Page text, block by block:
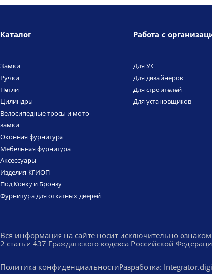
Каталог
Замки
Ручки
Петли
Цилиндры
Велосипедные тросы и мото
замки
Оконная фурнитура
Мебельная фурнитура
Аксессуары
Изделия КГИОП
Под Ковку и Бронзу
Фурнитура для откатных дверей
Работа с
Для УК
Для дизайнеров
Для строителей
Для установщиков
Вся информация на сайте носит исключительно
2 статьи 437 Гражданского кодекса Российской
Политика конфиденциальностиРазработка: